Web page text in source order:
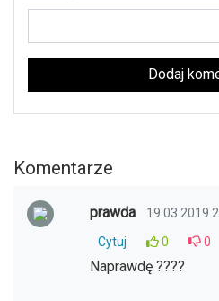
Dodaj
Komentarze
prawda 19.03.2019
Cytuj
0 0
Naprawdę ????